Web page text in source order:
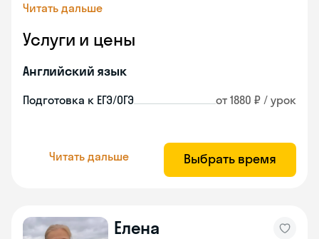
Читать дальше
Услуги и цены
Английский язык
Подготовка к ЕГЭ/ОГЭ от 1880 ₽ / урок
Читать дальше Выбрать время
Елена